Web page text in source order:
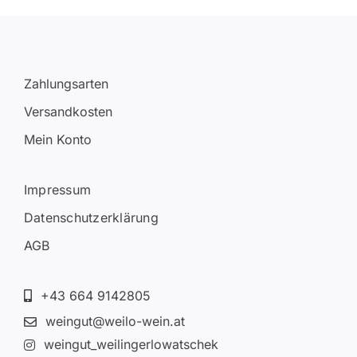
Zahlungsarten
Versandkosten
Mein Konto
Impressum
Datenschutzerklärung
AGB
+43 664 9142805
weingut@weilo-wein.at
weingut_weilingerlowatschek